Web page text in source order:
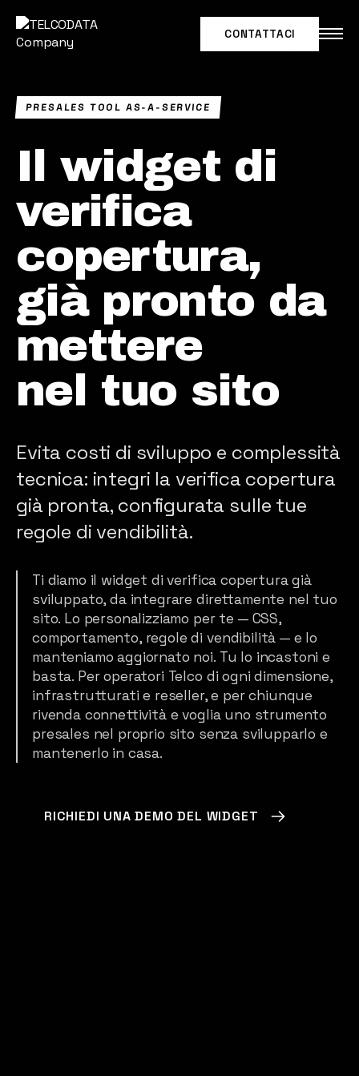
CONTATTACI
PRESALES TOOL AS-A-SERVICE
Il widget di
verifica
copertura,
già pronto da
mettere
nel tuo sito
Evita costi di sviluppo e complessità
tecnica: integri la verifica copertura
già pronta, configurata sulle tue
regole di vendibilità.
Ti diamo il widget di verifica copertura già
sviluppato, da integrare direttamente nel tuo
sito. Lo personalizziamo per te — CSS,
comportamento, regole di vendibilità — e lo
manteniamo aggiornato noi. Tu lo incastoni e
basta. Per operatori Telco di ogni dimensione,
infrastrutturati e reseller, e per chiunque
rivenda connettività e voglia uno strumento
presales nel proprio sito senza svilupparlo e
mantenerlo in casa.
RICHIEDI UNA DEMO DEL WIDGET
CASI D'USO
NETWORK INTELLIGENCE
MARKET INTELLIGENCE
DATA PARTNERSHIP
Secondo Federico
Brand Manifesto